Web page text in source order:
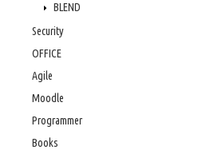
BLEND
Security
OFFICE
Agile
Moodle
Programmer
Books